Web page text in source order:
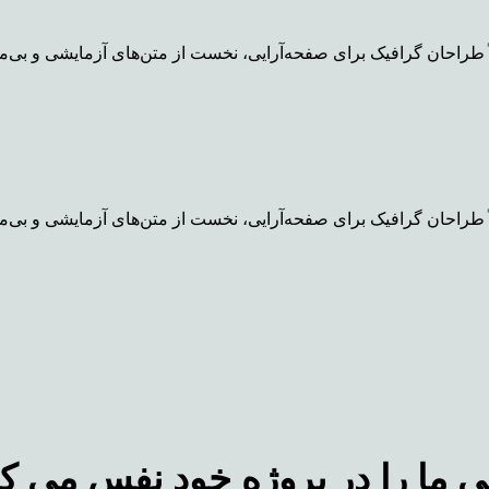
طراحان گرافیک برای صفحه‌آرایی، نخست از متن‌های آزمایشی و
طراحان گرافیک برای صفحه‌آرایی، نخست از متن‌های آزمایشی و
ما را در پروژه خود نفس